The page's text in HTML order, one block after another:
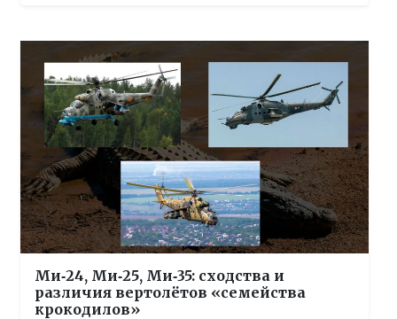
Ми‑24, Ми‑25, Ми‑35: сходства и
различия вертолётов «семейства
крокодилов»